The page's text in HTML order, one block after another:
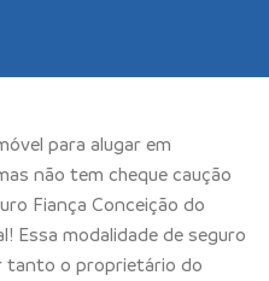
para alugar em
não tem cheque caução
Fiança Conceição do
Essa modalidade de seguro
tanto o proprietário do